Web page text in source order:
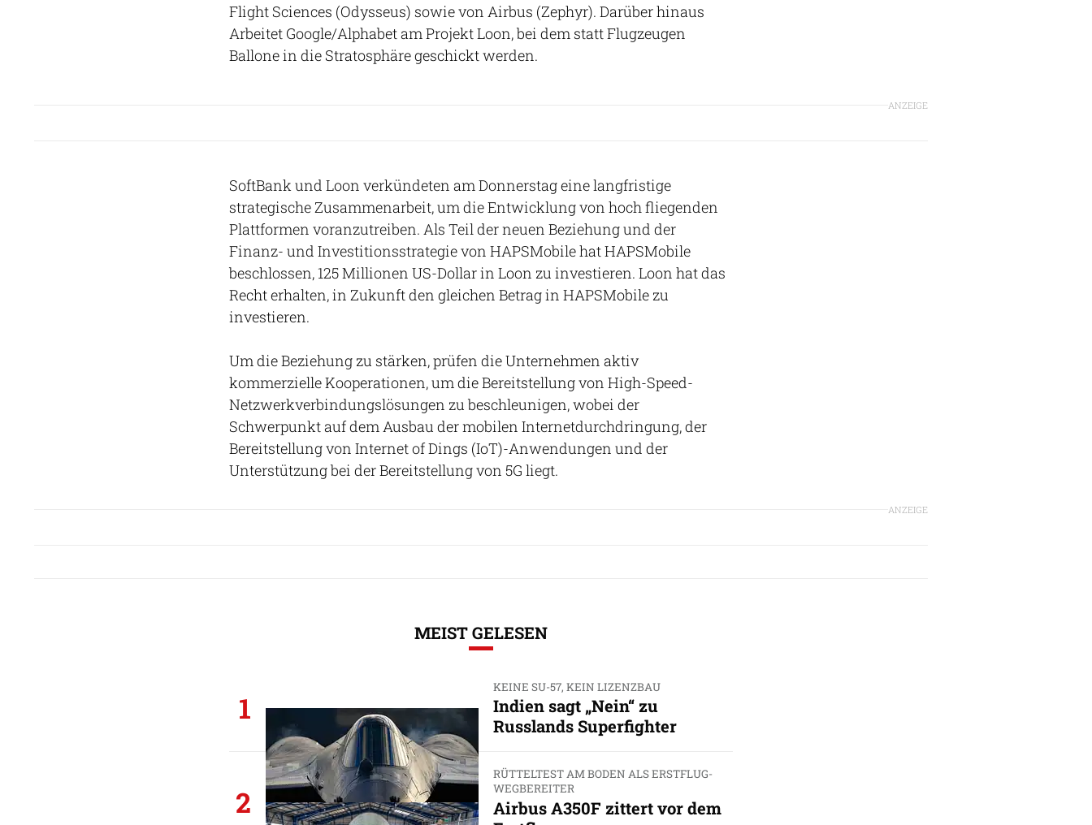
Flight Sciences (Odysseus) sowie von Airbus (Zephyr). Darüber hinaus
Arbeitet Google/Alphabet am Projekt Loon, bei dem statt Flugzeugen
Ballone in die Stratosphäre geschickt werden.
ANZEIGE
SoftBank und Loon verkündeten am Donnerstag eine langfristige
strategische Zusammenarbeit, um die Entwicklung von hoch fliegenden
Plattformen voranzutreiben. Als Teil der neuen Beziehung und der
Finanz- und Investitionsstrategie von HAPSMobile hat HAPSMobile
beschlossen, 125 Millionen US-Dollar in Loon zu investieren. Loon hat das
Recht erhalten, in Zukunft den gleichen Betrag in HAPSMobile zu
investieren.
Um die Beziehung zu stärken, prüfen die Unternehmen aktiv
kommerzielle Kooperationen, um die Bereitstellung von High-Speed-
Netzwerkverbindungslösungen zu beschleunigen, wobei der
Schwerpunkt auf dem Ausbau der mobilen Internetdurchdringung, der
Bereitstellung von Internet of Dings (IoT)-Anwendungen und der
Unterstützung bei der Bereitstellung von 5G liegt.
ANZEIGE
MEIST GELESEN
1
KEINE SU-57, KEIN LIZENZBAU
Indien sagt „Nein“ zu
Russlands Superfighter
2
RÜTTELTEST AM BODEN ALS ERSTFLUG-
WEGBEREITER
Airbus A350F zittert vor dem